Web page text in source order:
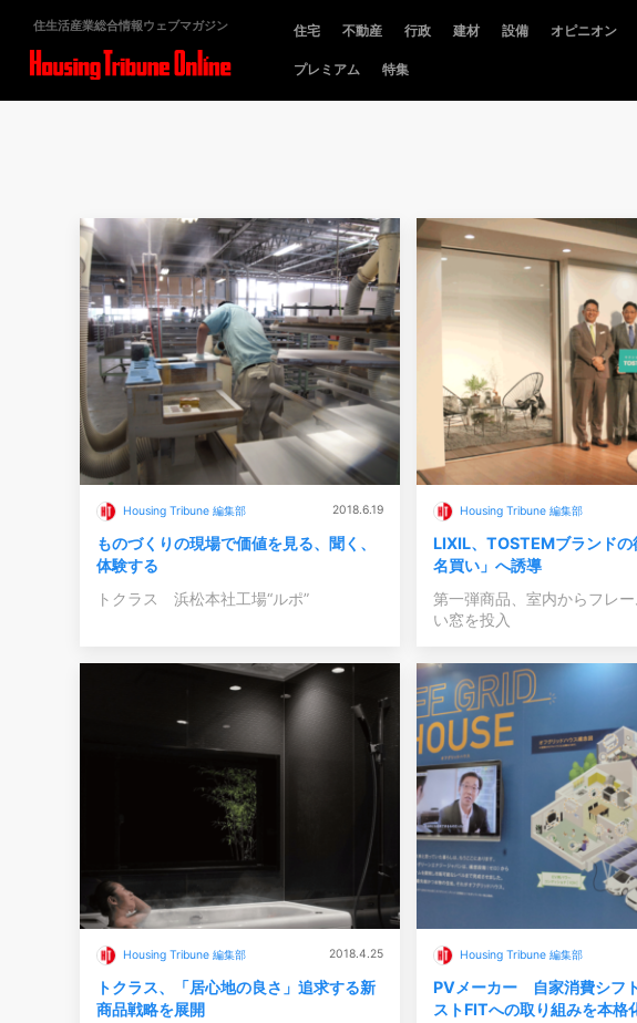
住生活産業総合情報ウェブマガジン 住宅 不動産 行政 建材 設備 オピニオン
プレミアム 特集
Housing Tribune 編集部 2018.6.19
ものづくりの現場で価値を見る、聞く、
体験する
トクラス 浜松本社工場“ルポ”
Housing Tribune 編集部
LIXIL、TOSTEMブランドの
名買い」へ誘導
第一弾商品、室内からフレ
い窓を投入
Housing Tribune 編集部 2018.4.25
トクラス、「居心地の良さ」追求する新
商品戦略を展開
Housing Tribune 編集部
PVメーカー 自家消費シフ
ストFITへの取り組みを本格